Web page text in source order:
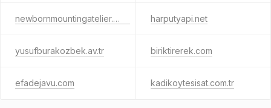
newbornmountingatelier.com harputyapi.net
yusufburakozbek.av.tr biriktirerek.com
efadejavu.com kadikoytesisat.com.tr